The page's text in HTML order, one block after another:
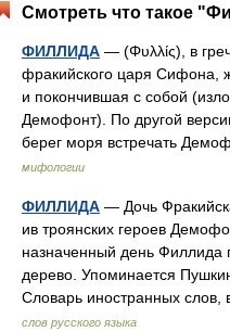
Смотреть что такое
ФИЛЛИДА — (Φυλλίς), в
фракийского царя Сифона,
и покончившая с собой
Демофонт). По другой
берег моря встречать
мифологии
ФИЛЛИДА — Дочь
ив троянских героев
назначенный день Филлида
дерево. Упоминается
Словарь иностранных
слов русского языка